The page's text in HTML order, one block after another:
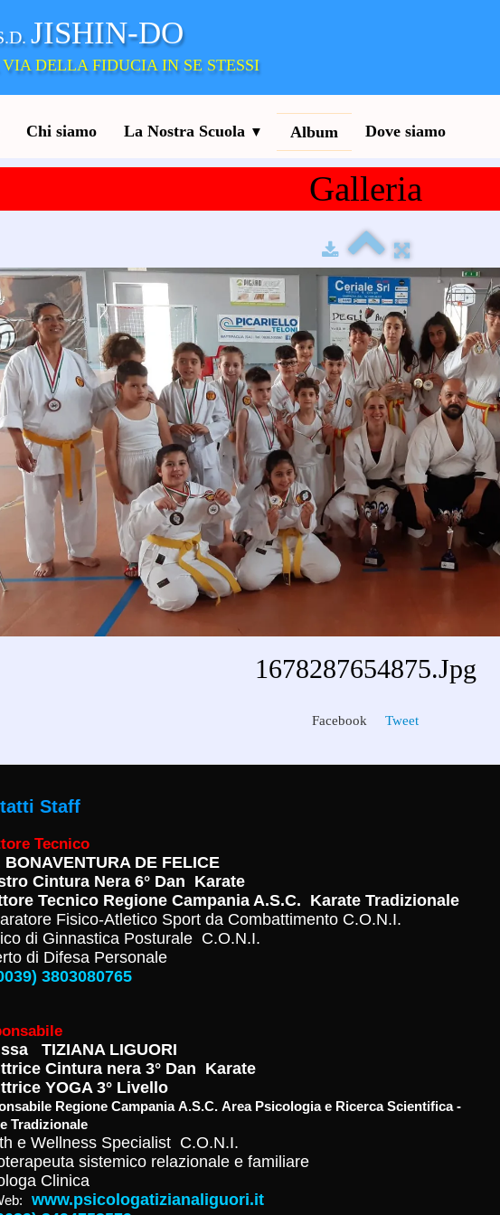
JISHIN-DO
DELLA FIDUCIA IN SE STESSI
Chi siamo La Nostra Scuola ▼ Album Dove siamo
Galleria
1678287654875.jpg
Facebook Tweet
Staff
Tecnico
BONAVENTURA DE FELICE
Cintura Nera 6° Dan Karate
Tecnico Regione Campania A.S.C. Karate Tradizionale
Fisico-Atletico Sport da Combattimento C.O.N.I.
di Ginnastica Posturale C.O.N.I.
di Difesa Personale
3803080765
TIZIANA LIGUORI
Cintura nera 3° Dan Karate
YOGA 3° Livello
Regione Campania A.S.C. Area Psicologia e Ricerca Scientifica -
Tradizionale
e Wellness Specialist C.O.N.I.
sistemico relazionale e familiare
Clinica
www.psicologatizianaliguori.it